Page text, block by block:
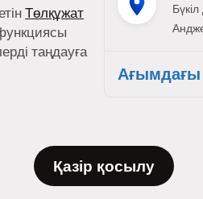
Төлқұжат
таңдауға
Қазір қосылу